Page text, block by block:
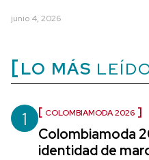
junio 4, 2026
LO MÁS
1 COLOMBIAMODA 2026
Colombiamoda
identidad de